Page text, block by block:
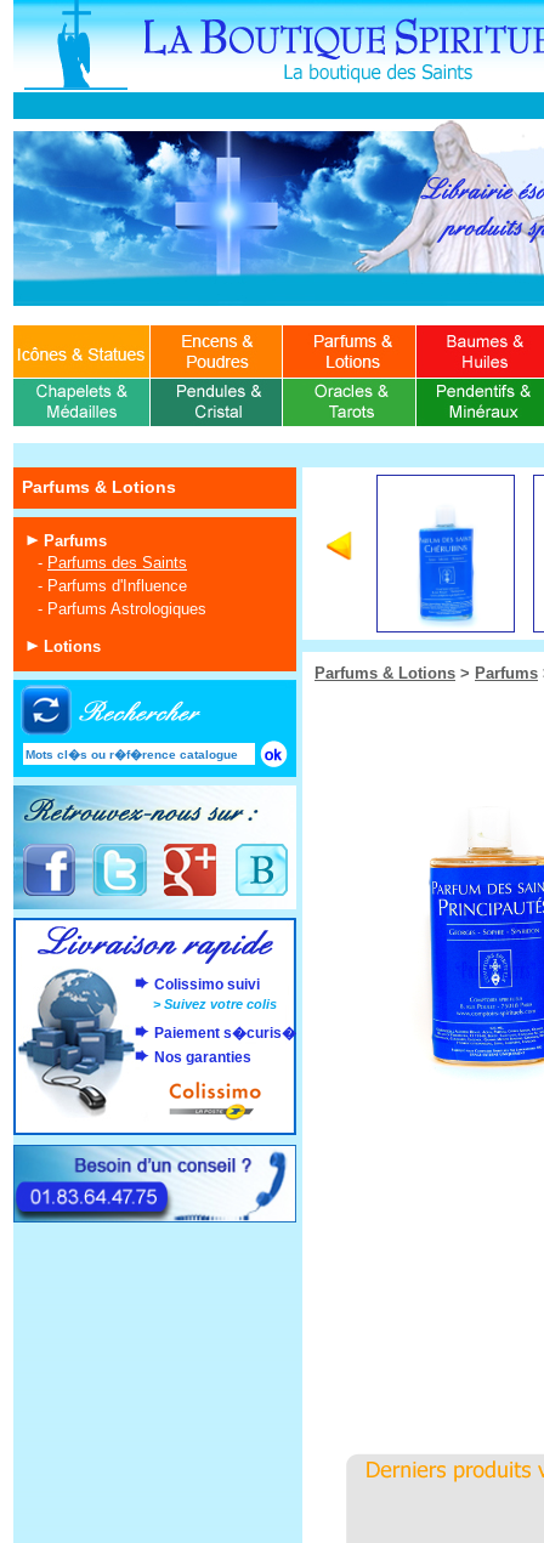
Parfums & Lotions
Parfums
- Parfums des Saints
- Parfums d'Influence
- Parfums Astrologiques
Lotions
Colissimo suivi
>Suivez votre colis
Paiement s�curis�
Nos garanties
Parfums & Lotions > Parfums